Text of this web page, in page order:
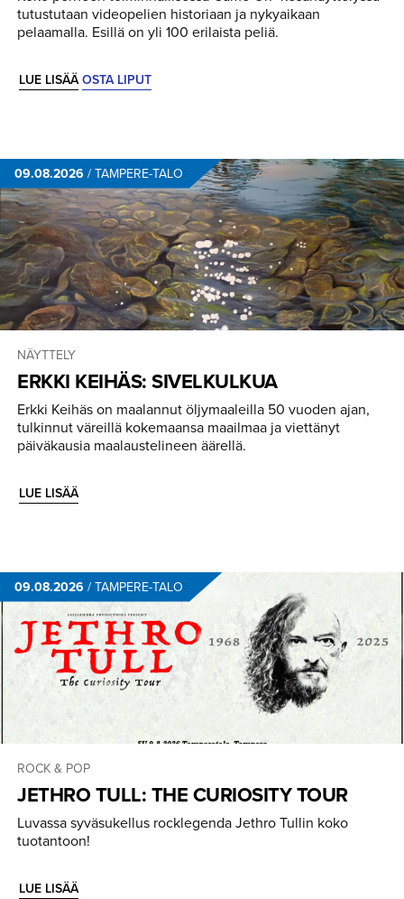
tutustutaan videopelien historiaan ja nykyaikaan
pelaamalla. Esillä on yli 100 erilaista peliä.
LUE LISÄÄOSTA LIPUT
09.08.2026 /TAMPERE-TALO
NÄYTTELY
ERKKI KEIHÄS: SIVELKULKUA
Erkki Keihäs on maalannut öljymaaleilla 50 vuoden ajan,
tulkinnut väreillä kokemaansa maailmaa ja viettänyt
päiväkausia maalaustelineen äärellä.
LUE LISÄÄ
09.08.2026 /TAMPERE-TALO
ROCK & POP
JETHRO TULL: THE CURIOSITY TOUR
Luvassa syväsukellus rocklegenda Jethro Tullin koko
tuotantoon!
LUE LISÄÄ